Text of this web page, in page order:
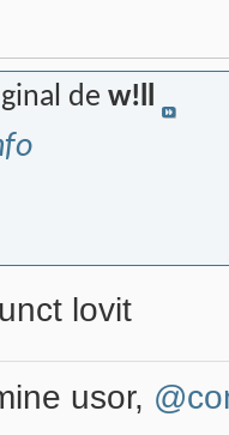
de w!ll
lovit
usor,